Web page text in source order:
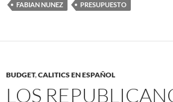
FABIAN NUNEZ PRESUPUESTO
BUDGET,CALITICS EN ESPAÑOL
LOS